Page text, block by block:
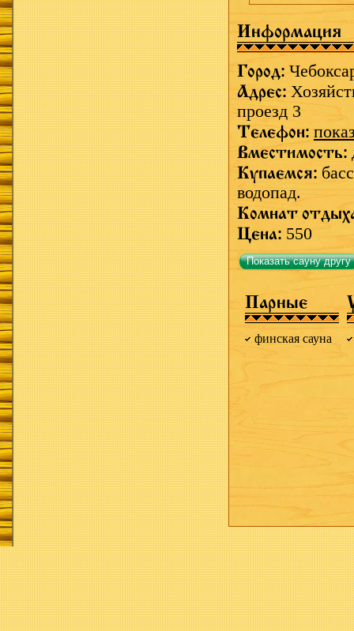
Информация
Город:
Адрес:
проезд 3
Телефон:
Вместимость:
Купаемся:
водопад.
Комнат
Цена: 550
Показать сауну другу
Парные
финская сауна